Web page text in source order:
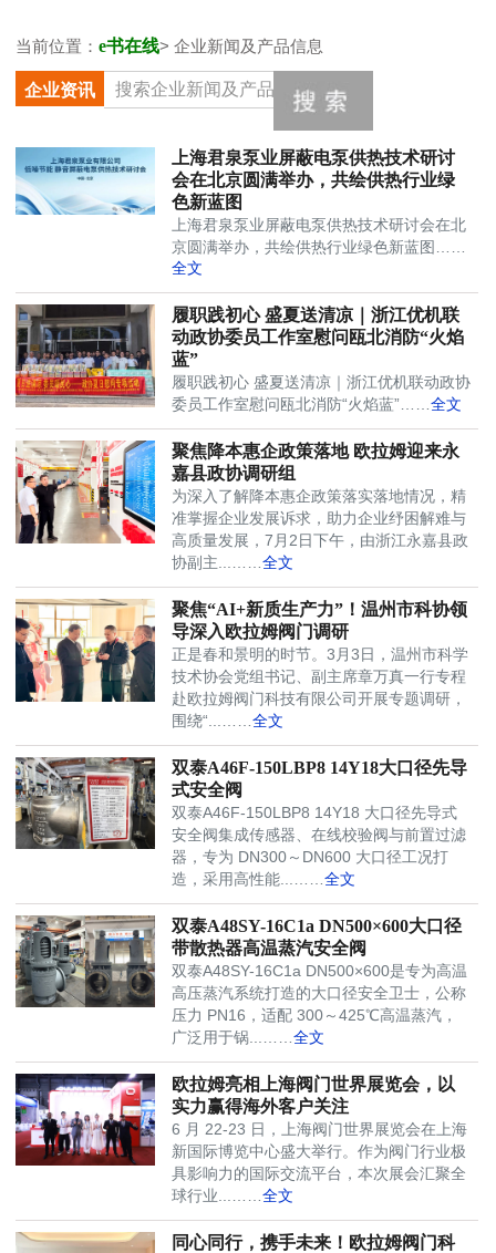
当前位置：e书在线> 企业新闻及产品信息
企业资讯
上海君泉泵业屏蔽电泵供热技术研讨
会在北京圆满举办，共绘供热行业绿
色新蓝图
上海君泉泵业屏蔽电泵供热技术研讨会在北
京圆满举办，共绘供热行业绿色新蓝图……
全文
履职践初心 盛夏送清凉｜浙江优机联
动政协委员工作室慰问瓯北消防“火焰
蓝”
履职践初心 盛夏送清凉｜浙江优机联动政协
委员工作室慰问瓯北消防“火焰蓝”…… 全文
聚焦降本惠企政策落地 欧拉姆迎来永
嘉县政协调研组
为深入了解降本惠企政策落实落地情况，精
准掌握企业发展诉求，助力企业纾困解难与
高质量发展，7月2日下午，由浙江永嘉县政
协副主...…… 全文
聚焦“AI+新质生产力”！温州市科协领
导深入欧拉姆阀门调研
正是春和景明的时节。3月3日，温州市科学
技术协会党组书记、副主席章万真一行专程
赴欧拉姆阀门科技有限公司开展专题调研，
围绕“...…… 全文
双泰A46F-150LBP8 14Y18大口径先导
式安全阀
双泰A46F-150LBP8 14Y18 大口径先导式
安全阀集成传感器、在线校验阀与前置过滤
器，专为 DN300～DN600 大口径工况打
造，采用高性能...…… 全文
双泰A48SY-16C1a DN500×600大口径
带散热器高温蒸汽安全阀
双泰A48SY-16C1a DN500×600是专为高温
高压蒸汽系统打造的大口径安全卫士，公称
压力 PN16，适配 300～425℃高温蒸汽，
广泛用于锅...…… 全文
欧拉姆亮相上海阀门世界展览会，以
实力赢得海外客户关注
6 月 22-23 日，上海阀门世界展览会在上海
新国际博览中心盛大举行。作为阀门行业极
具影响力的国际交流平台，本次展会汇聚全
球行业...…… 全文
同心同行，携手未来！欧拉姆阀门科